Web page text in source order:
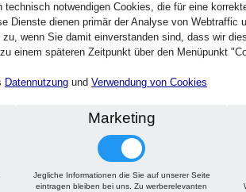
Daten Beschreibung Zu diesem
notwendigen Cookies, die für eine
Dienste dienen primär der Analyse von Webtraffic
wenn Sie damit einverstanden sind, dass wir
einem späteren Zeitpunkt über den Menüpunkt
Datennutzung und Verwendung von Cookies
Marketing
Jegliche Informationen die Sie auf unserer Seite
eintragen bleiben bei uns. Zu werberelevanten